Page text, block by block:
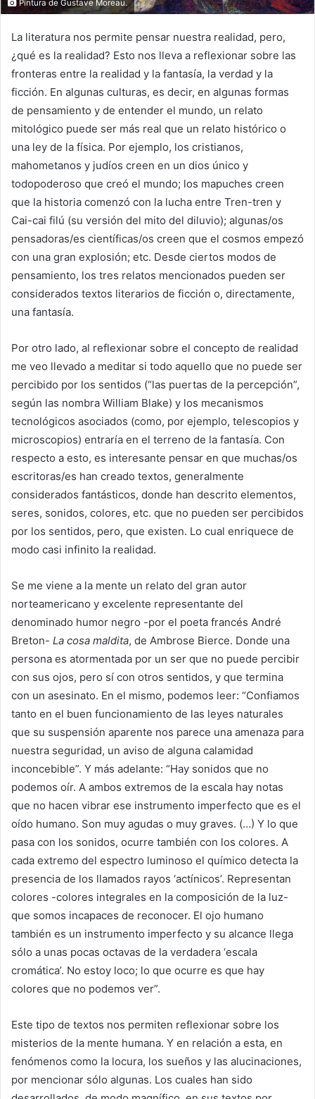
Pintura de Gustave Moreau.
La literatura nos permite pensar nuestra realidad, pero,
¿qué es la realidad? Esto nos lleva a reflexionar sobre las
fronteras entre la realidad y la fantasía, la verdad y la
ficción. En algunas culturas, es decir, en algunas formas
de pensamiento y de entender el mundo, un relato
mitológico puede ser más real que un relato histórico o
una ley de la física. Por ejemplo, los cristianos,
mahometanos y judíos creen en un dios único y
todopoderoso que creó el mundo; los mapuches creen
que la historia comenzó con la lucha entre Tren-tren y
Cai-cai filú (su versión del mito del diluvio); algunas/os
pensadoras/es científicas/os creen que el cosmos empezó
con una gran explosión; etc. Desde ciertos modos de
pensamiento, los tres relatos mencionados pueden ser
considerados textos literarios de ficción o, directamente,
una fantasía.
Por otro lado, al reflexionar sobre el concepto de realidad
me veo llevado a meditar si todo aquello que no puede ser
percibido por los sentidos (“las puertas de la percepción”,
según las nombra William Blake) y los mecanismos
tecnológicos asociados (como, por ejemplo, telescopios y
microscopios) entraría en el terreno de la fantasía. Con
respecto a esto, es interesante pensar en que muchas/os
escritoras/es han creado textos, generalmente
considerados fantásticos, donde han descrito elementos,
seres, sonidos, colores, etc. que no pueden ser percibidos
por los sentidos, pero, que existen. Lo cual enriquece de
modo casi infinito la realidad.
Se me viene a la mente un relato del gran autor
norteamericano y excelente representante del
denominado humor negro -por el poeta francés André
Breton- La cosa maldita, de Ambrose Bierce. Donde una
persona es atormentada por un ser que no puede percibir
con sus ojos, pero sí con otros sentidos, y que termina
con un asesinato. En el mismo, podemos leer: “Confiamos
tanto en el buen funcionamiento de las leyes naturales
que su suspensión aparente nos parece una amenaza para
nuestra seguridad, un aviso de alguna calamidad
inconcebible”. Y más adelante: “Hay sonidos que no
podemos oír. A ambos extremos de la escala hay notas
que no hacen vibrar ese instrumento imperfecto que es el
oído humano. Son muy agudas o muy graves. (…) Y lo que
pasa con los sonidos, ocurre también con los colores. A
cada extremo del espectro luminoso el químico detecta la
presencia de los llamados rayos ‘actínicos’. Representan
colores -colores integrales en la composición de la luz-
que somos incapaces de reconocer. El ojo humano
también es un instrumento imperfecto y su alcance llega
sólo a unas pocas octavas de la verdadera ‘escala
cromática’. No estoy loco; lo que ocurre es que hay
colores que no podemos ver”.
Este tipo de textos nos permiten reflexionar sobre los
misterios de la mente humana. Y en relación a esta, en
fenómenos como la locura, los sueños y las alucinaciones,
por mencionar sólo algunas. Los cuales han sido